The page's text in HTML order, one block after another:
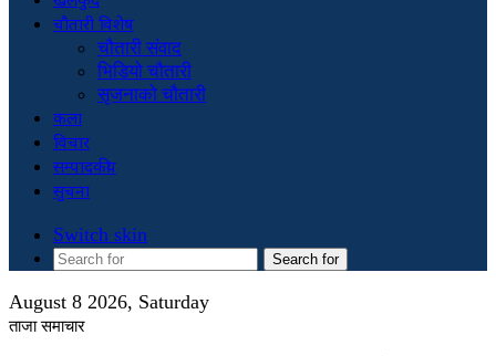
चौतारी विशेष
चौतारी संवाद
भिडियो चौतारी
सृजनाको चौतारी
कला
विचार
सम्पादकीय
सुचना
Switch skin
Search for
August 8 2026, Saturday
ताजा समाचार